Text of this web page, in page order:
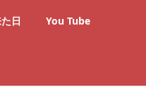
日 You Tube